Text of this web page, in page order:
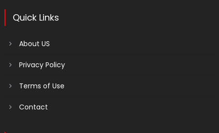
Quick Links
About US
Privacy Policy
Terms of Use
Contact